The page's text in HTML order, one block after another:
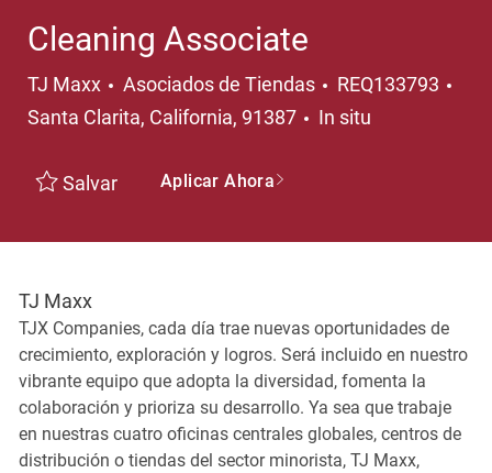
Cleaning Associate
TJ Maxx Categoría
Asociados de Tiendas REQ133793
Santa Clarita, California, 91387
In situ
Salvar Aplicar Ahora
TJ Maxx
TJX Companies, cada día trae nuevas oportunidades de
crecimiento, exploración y logros. Será incluido en nuestro
vibrante equipo que adopta la diversidad, fomenta la
colaboración y prioriza su desarrollo. Ya sea que trabaje
en nuestras cuatro oficinas centrales globales, centros de
distribución o tiendas del sector minorista, TJ Maxx,